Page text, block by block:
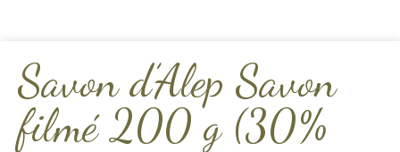
Savon d’Alep Savon
filmé 200 g (30%